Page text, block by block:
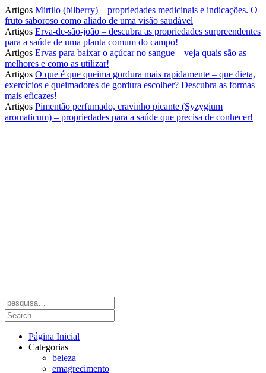
Artigos Mirtilo (bilberry) – propriedades medicinais e indicações. O
fruto saboroso como aliado de uma visão saudável
Artigos Erva-de-são-joão – descubra as propriedades surpreendentes
para a saúde de uma planta comum do campo!
Artigos Ervas para baixar o açúcar no sangue – veja quais são as
melhores e como as utilizar!
Artigos O que é que queima gordura mais rapidamente – que dieta,
exercícios e queimadores de gordura escolher? Descubra as formas
mais eficazes!
Artigos Pimentão perfumado, cravinho picante (Syzygium
aromaticum) – propriedades para a saúde que precisa de conhecer!
Página Inicial
Categorias
beleza
emagrecimento